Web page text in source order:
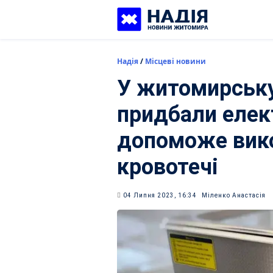
Надія/ Місцеві новини
У
придбали
допоможе
кровотечі
04 Липня 2023, 16:34 Міленко Анастасія